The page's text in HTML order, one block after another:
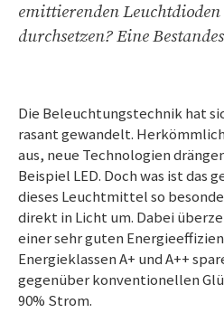
emittierenden
durchsetzen? Eine
Die Beleuchtungstechnik hat
rasant gewandelt.
aus, neue Technologien
Beispiel LED. Doch was ist das
dieses Leuchtmittel so
direkt in Licht um. Dabei
einer sehr guten
Energieklassen A+ und A++
gegenüber konventionellen
90% Strom.